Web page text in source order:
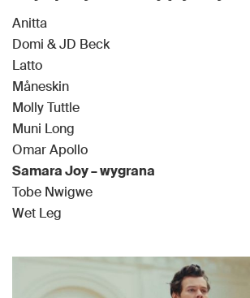
Anitta
Domi & JD Beck
Latto
Måneskin
Molly Tuttle
Muni Long
Omar Apollo
Samara Joy – wygrana
Tobe Nwigwe
Wet Leg